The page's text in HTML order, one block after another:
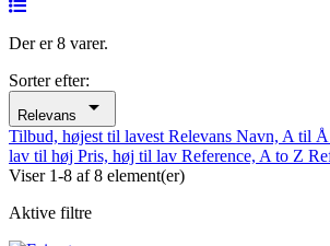
Der er 8 varer.
Sorter efter:
Relevans 
Tilbud, højest til lavest Relevans Navn, A til Å
lav til høj Pris, høj til lav Reference, A to Z
Viser 1-8 af 8 element(er)
Aktive filtre